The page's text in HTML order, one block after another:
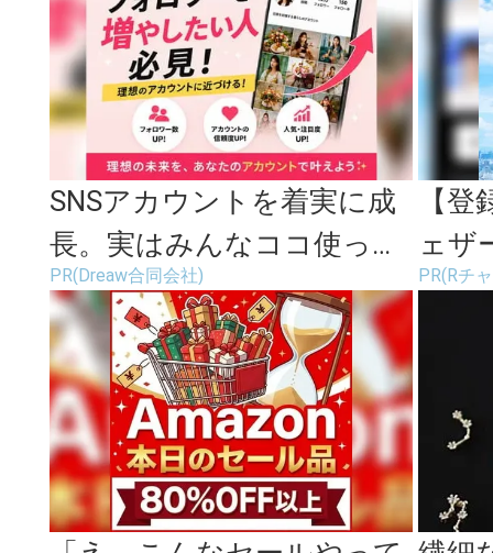
SNSアカウントを着実に成
長。実はみんなココ使って
ます。
PR(Dreaw合同会社)
【
ェザ
ネル
PR(Rチ